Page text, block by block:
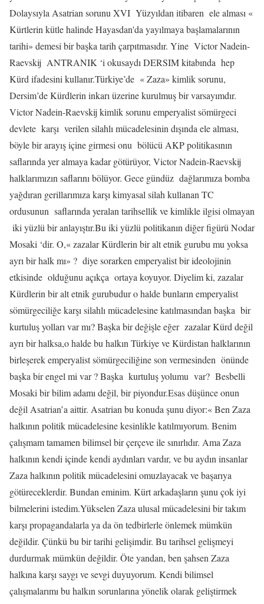
Dolaysıyla Asatrian sorunu XVI Yüzyıldan itibaren ele alması «
Kürtlerin kütle halinde Hayasdan'da yayılmaya başlamalarının
tarihi» demesi bir başka tarih çarpıtmasıdır. Yine Victor Nadein-
Raevskij ANTRANIK ‘i okusaydı DERSIM kitabında hep
Kürd ifadesini kullanır.Türkiye’de « Zaza» kimlik sorunu,
Dersim’de Kürdlerin inkarı üzerine kurulmuş bir varsayımdır.
Victor Nadein-Raevskij kimlik sorunu emperyalist sömürgeci
devlete karşı verilen silahlı mücadelesinin dışında ele alması,
böyle bir arayış içine girmesi onu bölücü AKP politikasının
saflarında yer almaya kadar götürüyor, Victor Nadein-Raevskij
halklarımızın saflarını bölüyor. Gece gündüz dağlarımıza bomba
yağdıran gerillarımıza karşı kimyasal silah kullanan TC
ordusunun saflarında yeralan tarihsellik ve kimlikle ilgisi olmayan
iki yüzlü bir anlayıştır.Bu iki yüzlü politikanın diğer figürü Nodar
Mosaki ‘dir. O,« zazalar Kürdlerin bir alt etnik gurubu mu yoksa
ayrı bir halk mı» ? diye sorarken emperyalist bir ideolojinin
etkisinde olduğunu açıkça ortaya koyuyor. Diyelim ki, zazalar
Kürdlerin bir alt etnik gurubudur o halde bunların emperyalist
sömürgeciliğe karşı silahlı mücadelesine katılmasından başka bir
kurtuluş yolları var mı? Başka bir değişle eğer zazalar Kürd değil
ayrı bir halksa,o halde bu halkın Türkiye ve Kürdistan halklarının
birleşerek emperyalist sömürgeciliğine son vermesinden önünde
başka bir engel mi var ? Başka kurtuluş yolumu var? Besbelli
Mosaki bir bilim adamı değil, bir piyondur.Esas düşünce onun
değil Asatrian’a aittir. Asatrian bu konuda şunu diyor:« Ben Zaza
halkının politik mücadelesine kesinlikle katılmıyorum. Benim
çalışmam tamamen bilimsel bir çerçeve ile sınırlıdır. Ama Zaza
halkının kendi içinde kendi aydınları vardır, ve bu aydın insanlar
Zaza halkının politik mücadelesini omuzlayacak ve başarıya
götüreceklerdir. Bundan eminim. Kürt arkadaşların şunu çok iyi
bilmelerini istedim.Yükselen Zaza ulusal mücadelesini bir takım
karşı propagandalarla ya da ön tedbirlerle önlemek mümkün
değildir. Çünkü bu bir tarihi gelişimdir. Bu tarihsel gelişmeyi
durdurmak mümkün değildir. Öte yandan, ben şahsen Zaza
halkına karşı saygı ve sevgi duyuyorum. Kendi bilimsel
çalışmalarımı bu halkın sorunlarına yönelik olarak geliştirmek